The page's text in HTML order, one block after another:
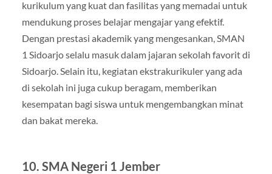
kurikulum yang kuat dan fasilitas yang memadai untuk
mendukung proses belajar mengajar yang efektif.
Dengan prestasi akademik yang mengesankan, SMAN
1 Sidoarjo selalu masuk dalam jajaran sekolah favorit di
Sidoarjo. Selain itu, kegiatan ekstrakurikuler yang ada
di sekolah ini juga cukup beragam, memberikan
kesempatan bagi siswa untuk mengembangkan minat
dan bakat mereka.
10. SMA Negeri 1 Jember